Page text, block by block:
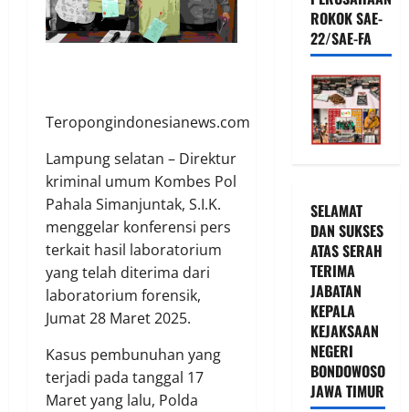
Teropongindonesianews.com
Lampung selatan – Direktur
kriminal umum Kombes Pol
Pahala Simanjuntak, S.I.K.
menggelar konferensi pers
terkait hasil laboratorium
yang telah diterima dari
laboratorium forensik,
Jumat 28 Maret 2025.
Kasus pembunuhan yang
terjadi pada tanggal 17
Maret yang lalu, Polda
ROKOK SAE-
22/SAE-FA
SELAMAT
DAN SUKSES
ATAS SERAH
TERIMA
JABATAN
KEPALA
KEJAKSAAN
NEGERI
BONDOWOSO
JAWA TIMUR